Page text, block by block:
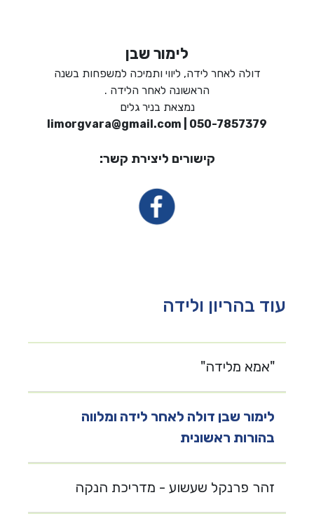
לימור שבן
דולה לאחר לידה, ליווי ותמיכה למשפחות בשנה
הראשונה לאחר הלידה .
נמצאת בניר גלים
limorgvara@gmail.com | 050-7857379
קישורים ליצירת קשר:
עוד בהריון ולידה
"אמא מלידה"
לימור שבן דולה לאחר לידה ומלווה
בהורות ראשונית
זהר פרנקל שעשוע - מדריכת הנקה